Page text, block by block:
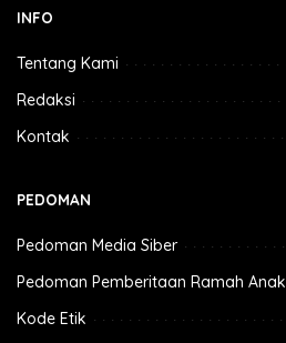
INFO
Tentang Kami
Redaksi
Kontak
PEDOMAN
Pedoman Media Siber
Pedoman Pemberitaan Ramah Anak
Kode Etik